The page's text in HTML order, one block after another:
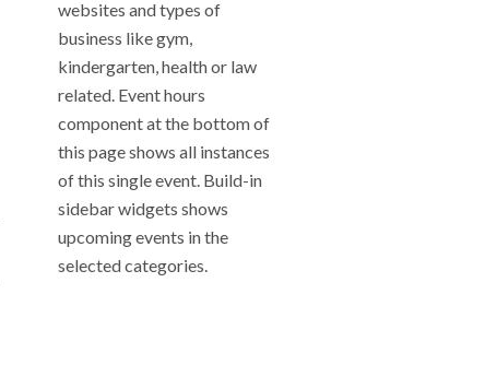
websites and types of
business like gym,
kindergarten, health or law
related. Event hours
component at the bottom of
this page shows all instances
of this single event. Build-in
sidebar widgets shows
upcoming events in the
selected categories.